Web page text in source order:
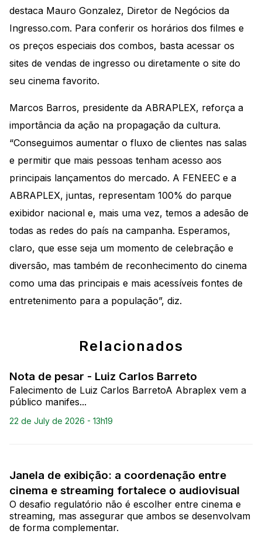
destaca Mauro Gonzalez, Diretor de Negócios da
Ingresso.com. Para conferir os horários dos filmes e
os preços especiais dos combos, basta acessar os
sites de vendas de ingresso ou diretamente o site do
seu cinema favorito.
Marcos Barros, presidente da ABRAPLEX, reforça a
importância da ação na propagação da cultura.
“Conseguimos aumentar o fluxo de clientes nas salas
e permitir que mais pessoas tenham acesso aos
principais lançamentos do mercado. A FENEEC e a
ABRAPLEX, juntas, representam 100% do parque
exibidor nacional e, mais uma vez, temos a adesão de
todas as redes do país na campanha. Esperamos,
claro, que esse seja um momento de celebração e
diversão, mas também de reconhecimento do cinema
como uma das principais e mais acessíveis fontes de
entretenimento para a população”, diz.
Relacionados
Nota de pesar - Luiz Carlos Barreto
Falecimento de Luiz Carlos BarretoA Abraplex vem a
público manifes...
22 de July de 2026 - 13h19
Janela de exibição: a coordenação entre
cinema e streaming fortalece o audiovisual
O desafio regulatório não é escolher entre cinema e
streaming, mas assegurar que ambos se desenvolvam
de forma complementar.